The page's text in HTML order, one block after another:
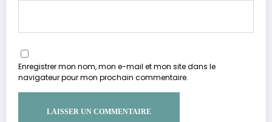
Enregistrer mon nom, mon e-mail et mon site dans le
navigateur pour mon prochain commentaire.